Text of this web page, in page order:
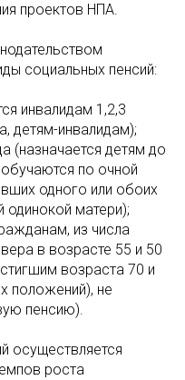
проектов НПА.
социальных пенсий:
инвалидам 1,2,3
детям-инвалидам);
(назначается детям до
по очной
одного или обоих
одинокой матери);
из числа
в возрасте 55 и 50
возраста 70 и
положений), не
пенсию).
осуществляется
роста